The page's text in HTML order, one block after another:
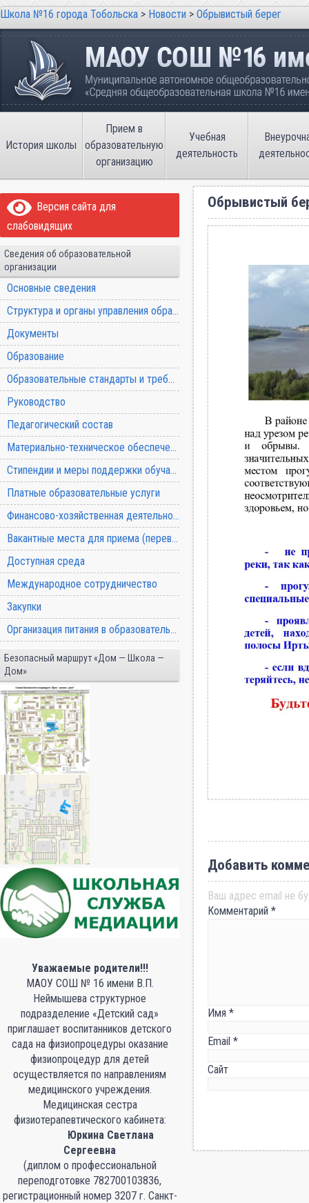
Школа №16 города Тобольска > Новости > Обрывистый берег
Школа №16 города Тобольска
Муниципальное автономное
имени В.П. Неймышева
История школы
Прием в
образовательную
организацию
Учебная
деятельность
Версия сайта для
слабовидящих
Сведения об образовательной
организации
Основные сведения
Структура и органы управления образовательной организацией
Документы
Образование
Образовательные стандарты и требования
Руководство
Педагогический состав
Материально-техническое обеспечение и оснащенность образовательного процесса
Стипендии и меры поддержки обучающихся
Платные образовательные услуги
Финансово-хозяйственная деятельность
Вакантные места для приема (перевода) обучающихся
Доступная среда
Международное сотрудничество
Закупки
Организация питания в образовательной организации
Безопасный маршрут «Дом — Школа —
Дом»
Уважаемые родители!!!
МАОУ СОШ № 16 имени В.П.
Неймышева структурное
подразделение «Детский сад»
приглашает воспитанников детского
сада на физиопроцедуры оказание
физиопроцедур для детей
осуществляется по направлениям
медицинского учреждения.
Медицинская сестра
физиотерапевтического кабинета:
Юркина Светлана
Сергеевна
(диплом о профессиональной
переподготовке 782700103836,
регистрационный номер 3207 г. Санкт-
Обрывистый
Добавить
Ваш адрес email не
Комментарий *
Имя *
Email *
Сайт